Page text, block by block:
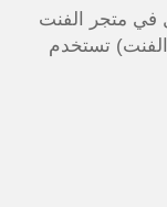
رمز خصم بقيمة ثابتة 100 ريال في متجر الفنت
الفنت) تستخدم